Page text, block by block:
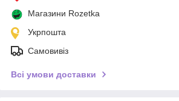
Магазини Rozetka
Укрпошта
Самовивіз
Всі умови доставки